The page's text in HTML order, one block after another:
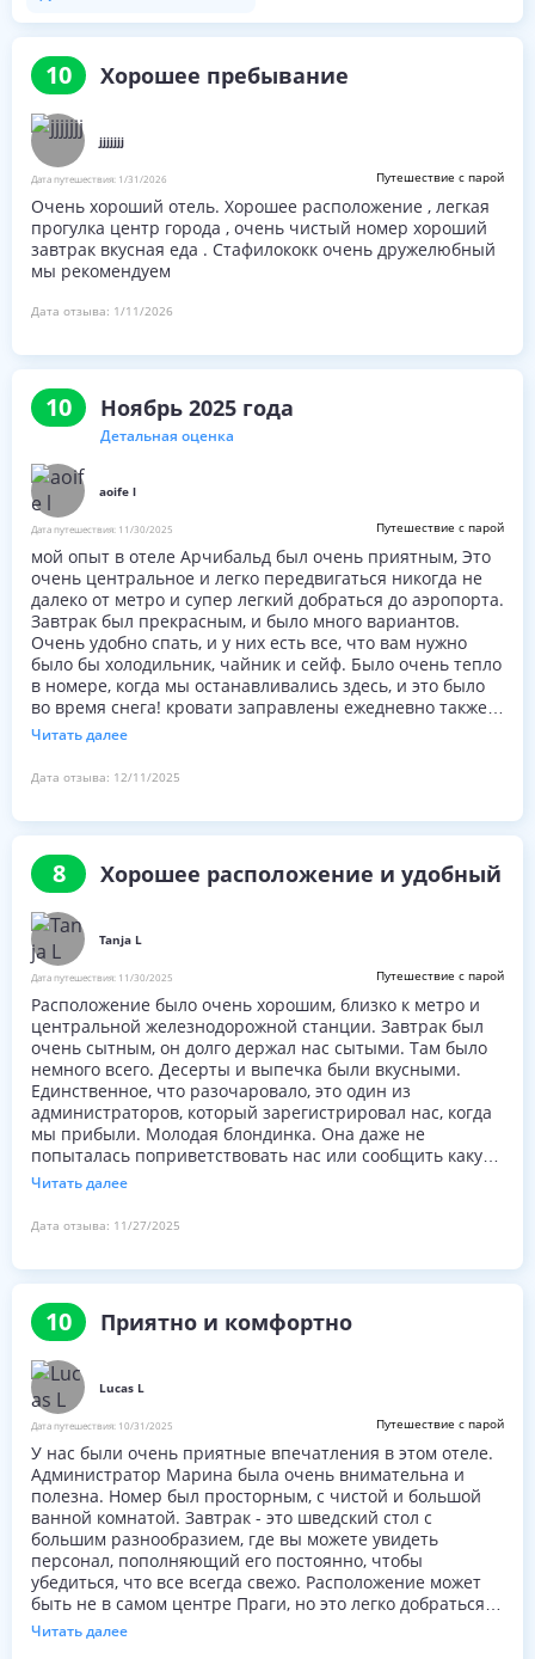
10 Хорошее пребывание
jjjjjjj
Дата путешествия: 1/31/2026 Путешествие с парой
Очень хороший отель. Хорошее расположение , легкая
прогулка центр города , очень чистый номер хороший
завтрак вкусная еда . Стафилококк очень дружелюбный
мы рекомендуем
Дата отзыва: 1/11/2026
10 Ноябрь 2025 года
Детальная оценка
aoife l
Дата путешествия: 11/30/2025 Путешествие с парой
мой опыт в отеле Арчибальд был очень приятным, Это
очень центральное и легко передвигаться никогда не
далеко от метро и супер легкий добраться до аэропорта.
Завтрак был прекрасным, и было много вариантов.
Очень удобно спать, и у них есть все, что вам нужно
было бы холодильник, чайник и сейф. Было очень тепло
в номере, когда мы останавливались здесь, и это было
во время снега! кровати заправлены ежедневно также и
был НОЛЬ шума ночью. Есть также бесплатный легкий
обед в течение дня, я думаю, он начался в 2 часа. Этот
отель был идеальным для нас, у них было место для нас,
Читать далее
Дата отзыва: 12/11/2025
8 Хорошее расположение и удобный
Tanja L
Дата путешествия: 11/30/2025 Путешествие с парой
Расположение было очень хорошим, близко к метро и
центральной железнодорожной станции. Завтрак был
очень сытным, он долго держал нас сытыми. Там было
немного всего. Десерты и выпечка были вкусными.
Единственное, что разочаровало, это один из
администраторов, который зарегистрировал нас, когда
мы прибыли. Молодая блондинка. Она даже не
попыталась поприветствовать нас или сообщить какую-
либо информацию. Взгляд, который она нам дала, был
грубым, как будто мы ее перебили или что-то вроде
того. Это был наш первый приезд в Прагу, и это
Читать далее
Дата отзыва: 11/27/2025
10 Приятно и комфортно
Lucas L
Дата путешествия: 10/31/2025 Путешествие с парой
У нас были очень приятные впечатления в этом отеле.
Администратор Марина была очень внимательна и
полезна. Номер был просторным, с чистой и большой
ванной комнатой. Завтрак - это шведский стол с
большим разнообразием, где вы можете увидеть
персонал, пополняющий его постоянно, чтобы
убедиться, что все всегда свежо. Расположение может
быть не в самом центре Праги, но это легко добраться и
всего в нескольких минутах ходьбы до ближайшей
транспортной станции. Очень рекомендую!
Читать далее